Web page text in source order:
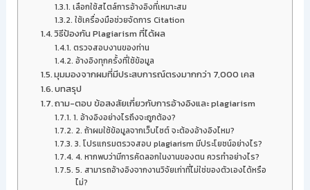
เลือกใช้สไตล์การอ้างอิงที่เหมาะสม
ใช้เครื่องมือช่วยจัดการ Citation
วิธีป้องกัน Plagiarism ที่ได้ผล
ตรวจสอบงานของท่าน
อ้างอิงทุกครั้งที่ใช้ข้อมูล
มุมมองจากผมที่มีประสบการณ์ตรงมากกว่า 7,000 เคส
บทสรุป
ถาม-ตอบ ข้อสงสัยเกี่ยวกับการอ้างอิงและ plagiarism
1. อ้างอิงอย่างไรถึงจะถูกต้อง?
2. ถ้าผมใช้ข้อมูลจากเว็บไซต์ จะต้องอ้างอิงไหม?
3. โปรแกรมตรวจสอบ plagiarism มีประโยชน์อย่างไร?
4. หากพบว่ามีการคัดลอกในงานของตน ควรทำอย่างไร?
5. สามารถอ้างอิงจากงานวิจัยเก่าที่ไม่ใช่ของตัวเองได้หรือ
ไม่?